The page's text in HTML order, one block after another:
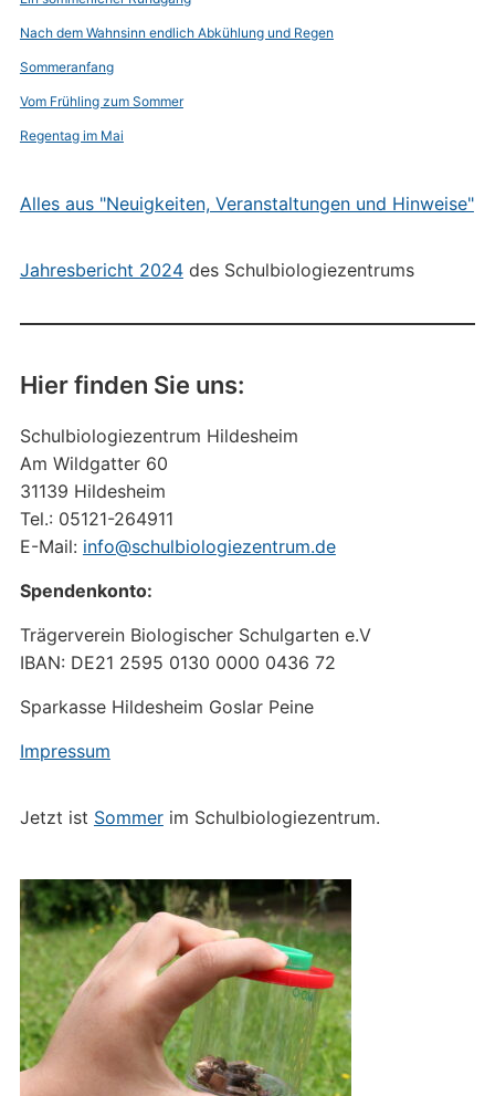
Nach dem Wahnsinn endlich Abkühlung und Regen
Sommeranfang
Vom Frühling zum Sommer
Regentag im Mai
Alles aus "Neuigkeiten, Veranstaltungen und Hinweise"
Jahresbericht 2024des Schulbiologiezentrums
Hier finden Sie uns:
Schulbiologiezentrum Hildesheim
Am Wildgatter 60
31139 Hildesheim
Tel.: 05121-264911
E-Mail: info@schulbiologiezentrum.de
Spendenkonto:
Trägerverein Biologischer Schulgarten e.V
IBAN: DE21 2595 0130 0000 0436 72
Sparkasse Hildesheim Goslar Peine
Impressum
Jetzt ist Sommerim Schulbiologiezentrum.